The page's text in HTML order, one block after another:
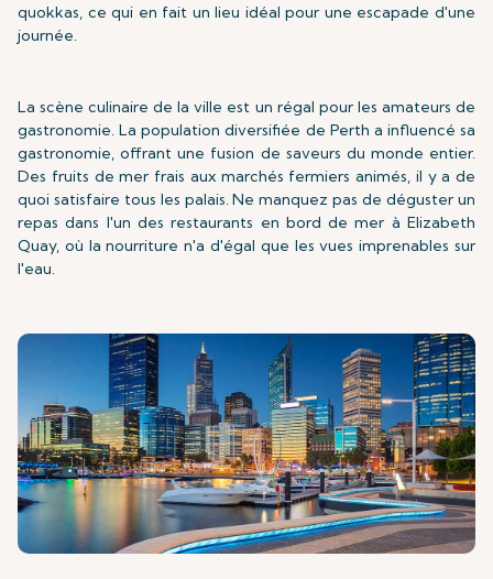
quokkas, ce qui en fait un lieu idéal pour une escapade d'une
journée.
La scène culinaire de la ville est un régal pour les amateurs de
gastronomie. La population diversifiée de Perth a influencé sa
gastronomie, offrant une fusion de saveurs du monde entier.
Des fruits de mer frais aux marchés fermiers animés, il y a de
quoi satisfaire tous les palais. Ne manquez pas de déguster un
repas dans l'un des restaurants en bord de mer à Elizabeth
Quay, où la nourriture n'a d'égal que les vues imprenables sur
l'eau.